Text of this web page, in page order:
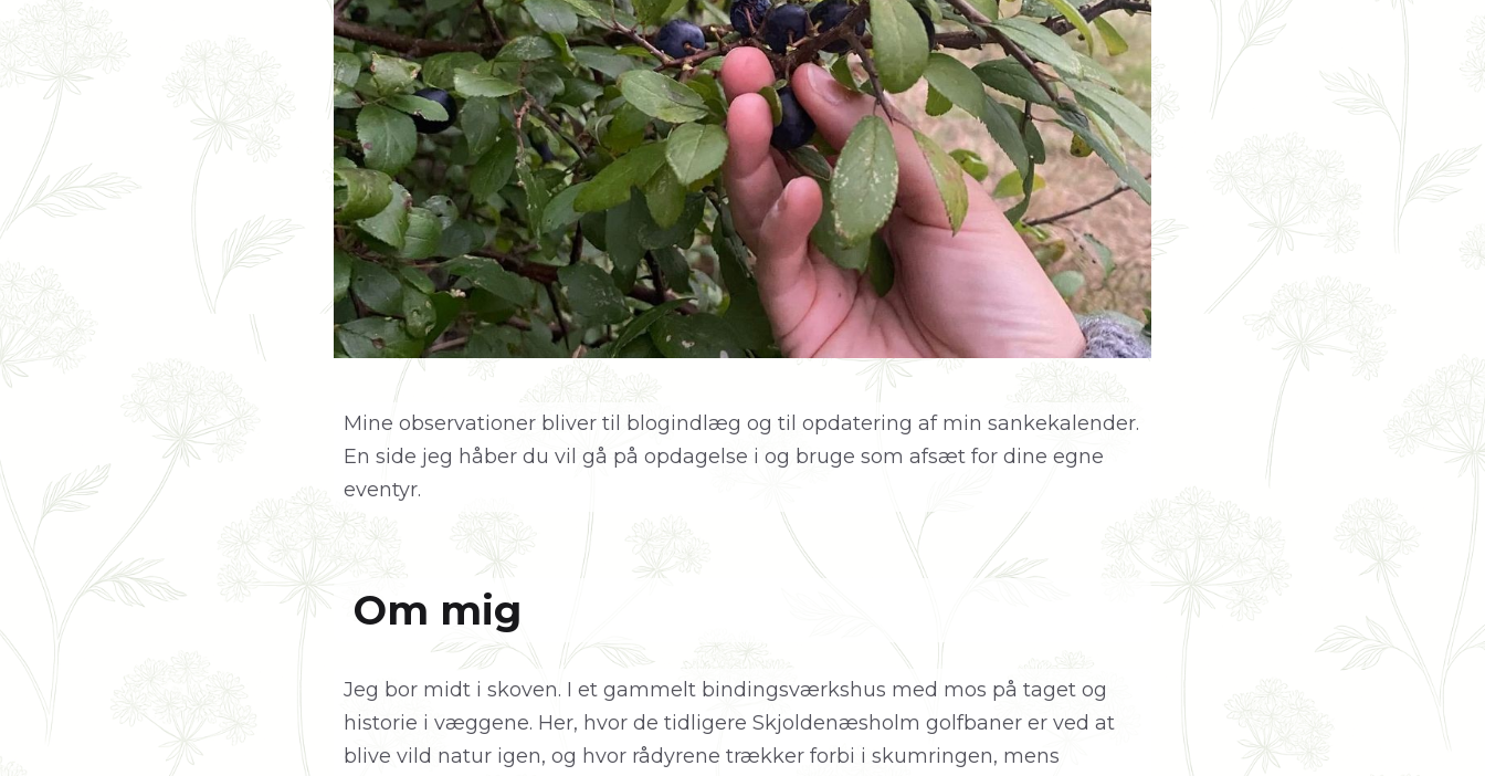
Mine observationer bliver til blogindlæg og til opdatering af min sankekalender.
En side jeg håber du vil gå på opdagelse i og bruge som afsæt for dine egne
eventyr.
Om mig
Jeg bor midt i skoven. I et gammelt bindingsværkshus med mos på taget og
historie i væggene. Her, hvor de tidligere Skjoldenæsholm golfbaner er ved at
blive vild natur igen, og hvor rådyrene trækker forbi i skumringen, mens